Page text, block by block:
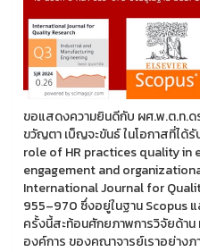
ขอแสดงความยินดีกับ ผศ.พ.ต.ท.ด
ขวัญตา เบ็ญจะขันธ์ ในโอกาสที่ได้
role of HR practices quality in
engagement and
International Journal for
955–970 ซึ่งอยู่ในฐาน Scopus แ
ครั้งนี้สะท้อนศักยภาพการวิจัยด้า
องค์การ ของคณาจารย์เราอย่างภ